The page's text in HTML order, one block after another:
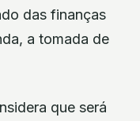
das finanças
a tomada de
que será